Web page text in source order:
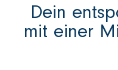
Dein
mit einer